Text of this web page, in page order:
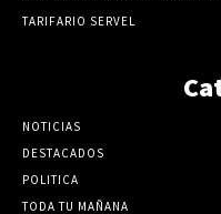
TARIFARIO SERVEL
NOTICIAS
DESTACADOS
POLITICA
TODA TU MAÑANA